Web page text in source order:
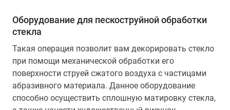
Оборудование для пескоструйной обработки
стекла
Такая операция позволит вам декорировать стекло
при помощи механической обработки его
поверхности струей сжатого воздуха с частицами
абразивного материала. Данное оборудование
способно осуществить сплошную матировку стекла,